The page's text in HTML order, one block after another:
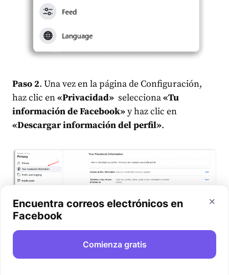
Paso 2. Una vez en la página de Configuración,
haz clic en«Privacidad» selecciona«Tu
información de Facebook»y haz clic en
«Descargar información del perfil».
Paso 3. En la página «Descargar información de
Encuentra correos electrónicos en
Facebook
Comienza gratis